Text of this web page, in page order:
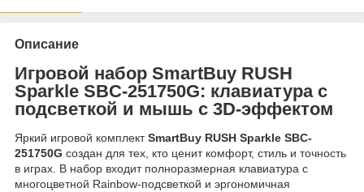
Описание
Игровой набор SmartBuy RUSH
Sparkle SBC-251750G: клавиатура с
подсветкой и мышь с 3D-эффектом
Яркий игровой комплектSmartBuy RUSH Sparkle SBC-
251750G создан для тех, кто ценит комфорт, стиль и точность
в играх. В набор входит полноразмерная клавиатура с
многоцветной Rainbow-подсветкой и эргономичная